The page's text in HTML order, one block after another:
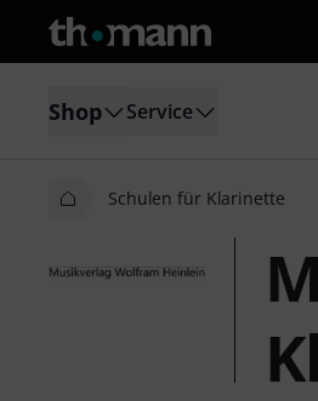
Shop Service
Schulen für Klarinette